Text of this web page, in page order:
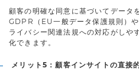
顧客の明確な同意に基づいてデータ
GDPR（EU一般データ保護規則）
ライバシー関連法規への対応がしや
化できます。
メリット5：顧客インサイトの直接